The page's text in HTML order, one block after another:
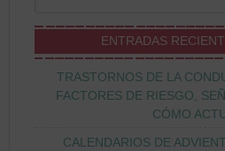
ENTRADAS
TRASTORNOS DE LA
FACTORES DE RIESGO,
CÓMO
CALENDARIOS DE